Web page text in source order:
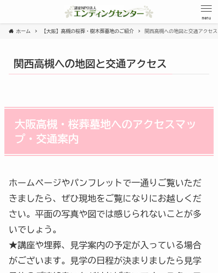
menu
ホーム 【大阪】高槻の桜葬・樹木葬墓地のご紹介 関西高槻への地図と交通アクセス
関西高槻への地図と交通アクセス
大阪高槻・桜葬墓地へのアクセスマッ
プ・交通案内
ホームページやパンフレットで一通りご覧いただ
きましたら、ぜひ現地をご覧になりにお越しくだ
さい。平面の写真や図では感じられないことが多
いでしょう。
★講座や埋葬、見学案内の予定が入っている場合
がございます。見学の日程が決まりましたら見学